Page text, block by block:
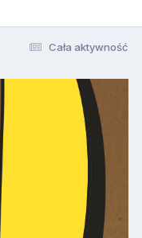
Cała aktywność